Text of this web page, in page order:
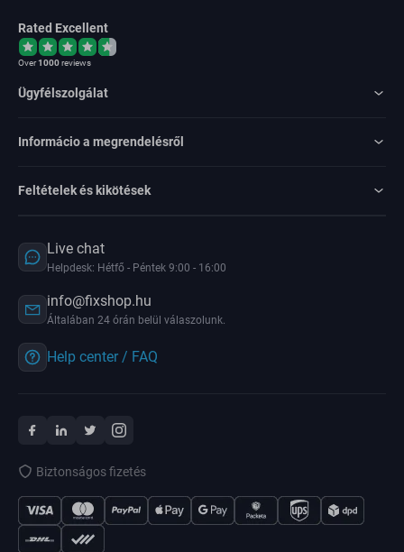
Rated Excellent
Over1000reviews
Ügyfélszolgálat
Informácio a megrendelésről
Feltételek és kikötések
Live chat
Helpdesk: Hétfő - Péntek 9:00 - 16:00
info@fixshop.hu
Általában 24 órán belül válaszolunk.
Help center / FAQ
Biztonságos fizetés